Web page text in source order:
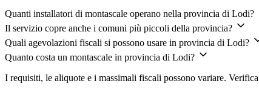
Quanti installatori di montascale operano nella provincia di Lodi?
Il servizio copre anche i comuni più piccoli della provincia?
Quali agevolazioni fiscali si possono usare in provincia di Lodi?
Quanto costa un montascale in provincia di Lodi?
I requisiti, le aliquote e i massimali fiscali possono variare.